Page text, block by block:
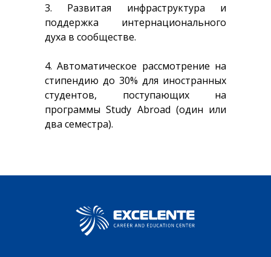
3. Развитая инфраструктура и
поддержка интернационального
духа в сообществе.
4. Автоматическое рассмотрение на
стипендию до 30% для иностранных
студентов, поступающих на
программы Study Abroad (один или
два семестра).